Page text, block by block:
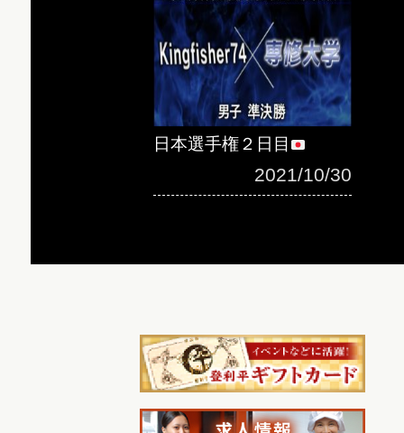
日本選手権２日目
2021/10/30